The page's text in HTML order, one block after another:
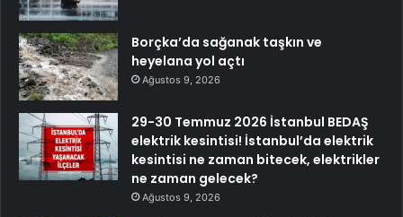
Borçka’da sağanak taşkın ve
heyelana yol açtı
Ağustos 9, 2026
29-30 Temmuz 2026 İstanbul BEDAŞ
elektrik kesintisi! İstanbul’da elektrik
kesintisi ne zaman bitecek, elektrikler
ne zaman gelecek?
Ağustos 9, 2026